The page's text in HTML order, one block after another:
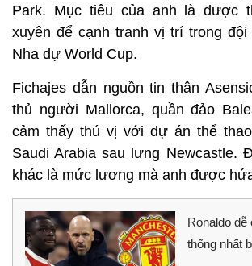
Park. Mục tiêu của anh là được
xuyên để cạnh tranh vị trí trong đội
Nha dự World Cup.
Fichajes dẫn nguồn tin thân
thủ người Mallorca, quần đảo
cảm thấy thú vị với dự án thể
Saudi Arabia sau lưng Newcastle.
khác là mức lương mà anh được
Ronaldo
thống nhất